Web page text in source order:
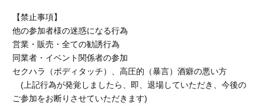
【禁止事項】
他の参加者様の迷惑になる行為
営業・販売・全ての勧誘行為
同業者・イベント関係者の参加
セクハラ（ボディタッチ）、高圧的（暴言）酒癖の悪い方
(上記行為が発覚しましたら、即、退場していただき、今後の
ご参加をお断りさせていただきます)